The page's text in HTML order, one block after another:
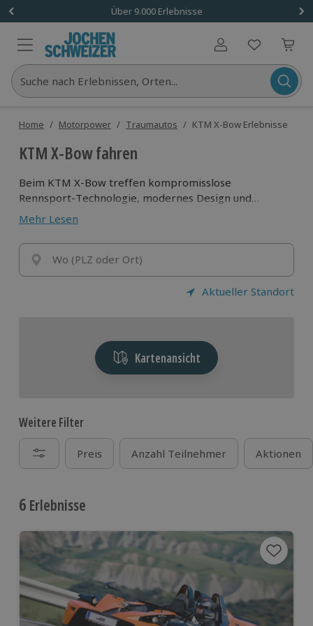
Über 9.000 Erlebnisse
Benutzerkonto
Suche nach Erlebnissen, Orten...
Home / Motorpower / Traumautos / KTM X-Bow Erlebnisse
KTM X-Bow fahren
Beim KTM X-Bow treffen kompromisslose
Rennsport-Technologie, modernes Design und
atemberaubende Fahrleistung aufeinander. Das
rassige Leichtgewicht knackt die 100km/h-Marke in
nur 3,7 Sekunden und bringt ganz nebenbei auch
noch deinen Puls zum Rasen. Trete aufs Gaspedal der
Highspeed-Schönheit und werde eins mit dem
Mehr Lesen
Wo (PLZ oder Ort)
Aktueller Standort
Kartenansicht
Weitere Filter
Preis Anzahl Teilnehmer Aktionen
6 Erlebnisse